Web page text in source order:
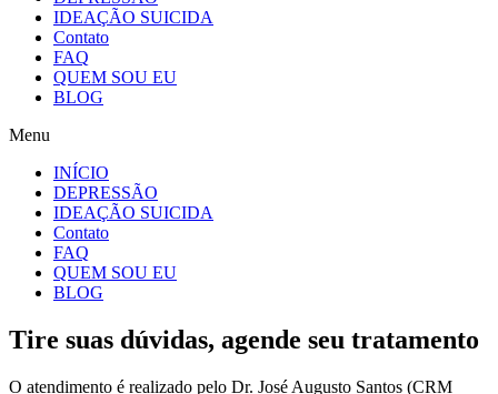
IDEAÇÃO SUICIDA
Contato
FAQ
QUEM SOU EU
BLOG
Menu
INÍCIO
DEPRESSÃO
IDEAÇÃO SUICIDA
Contato
FAQ
QUEM SOU EU
BLOG
Tire suas dúvidas, agende seu tratamento
O atendimento é realizado pelo Dr. José Augusto Santos (CRM